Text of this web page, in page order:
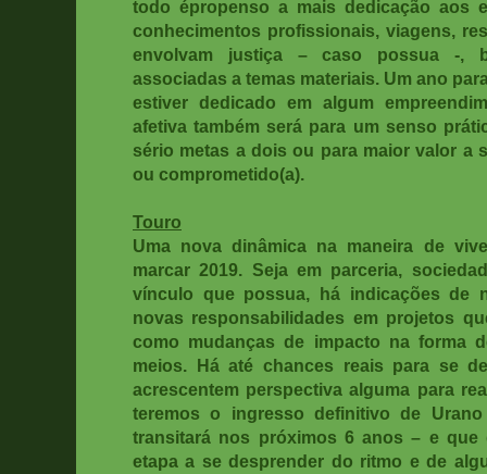
todo épropenso a mais dedicação aos
conhecimentos profissionais, viagens,
envolvam justiça – caso possua -,
associadas a temas materiais. Um ano
estiver dedicado em algum
afetiva também será para um senso
sério metas a dois ou para maior valor a
ou comprometido(a).
Touro
Uma nova dinâmica na maneira de
marcar 2019. Seja em parceria,
vínculo que possua, há indicações de
novas responsabilidades em projetos
como mudanças de impacto na forma
meios. Há até chances reais para se
acrescentem perspectiva alguma para
teremos o ingresso definitivo de
transitará nos próximos 6 anos – e que
etapa a se desprender do ritmo e de